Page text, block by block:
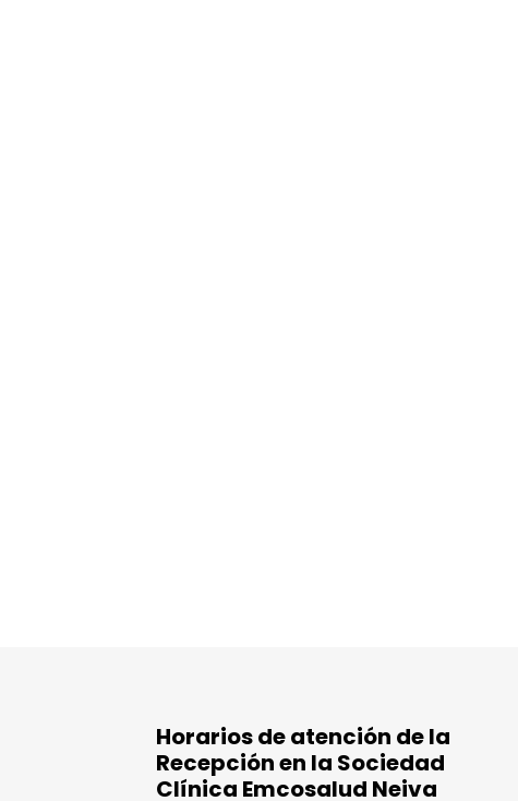
Horarios de atención de la
Recepción en la Sociedad
Clínica Emcosalud Neiva